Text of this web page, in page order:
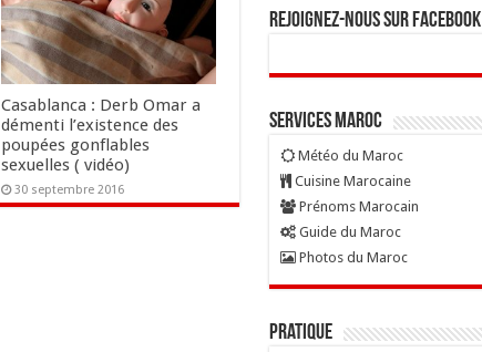
Casablanca : Derb Omar a
démenti l’existence des
poupées gonflables
sexuelles ( vidéo)
30 septembre 2016
Rejoignez-nous sur Facebook
Services Maroc
Météo du Maroc
Cuisine Marocaine
Prénoms Marocain
Guide du Maroc
Photos du Maroc
Pratique